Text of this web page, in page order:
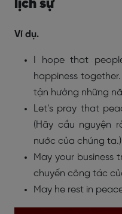
lịch sự
Ví dụ.
I hope that
happiness
tận hưởng những
Let’s pray that
(Hãy cầu nguyện
nước của chúng ta.)
May your business
chuyến công tác
May he rest in